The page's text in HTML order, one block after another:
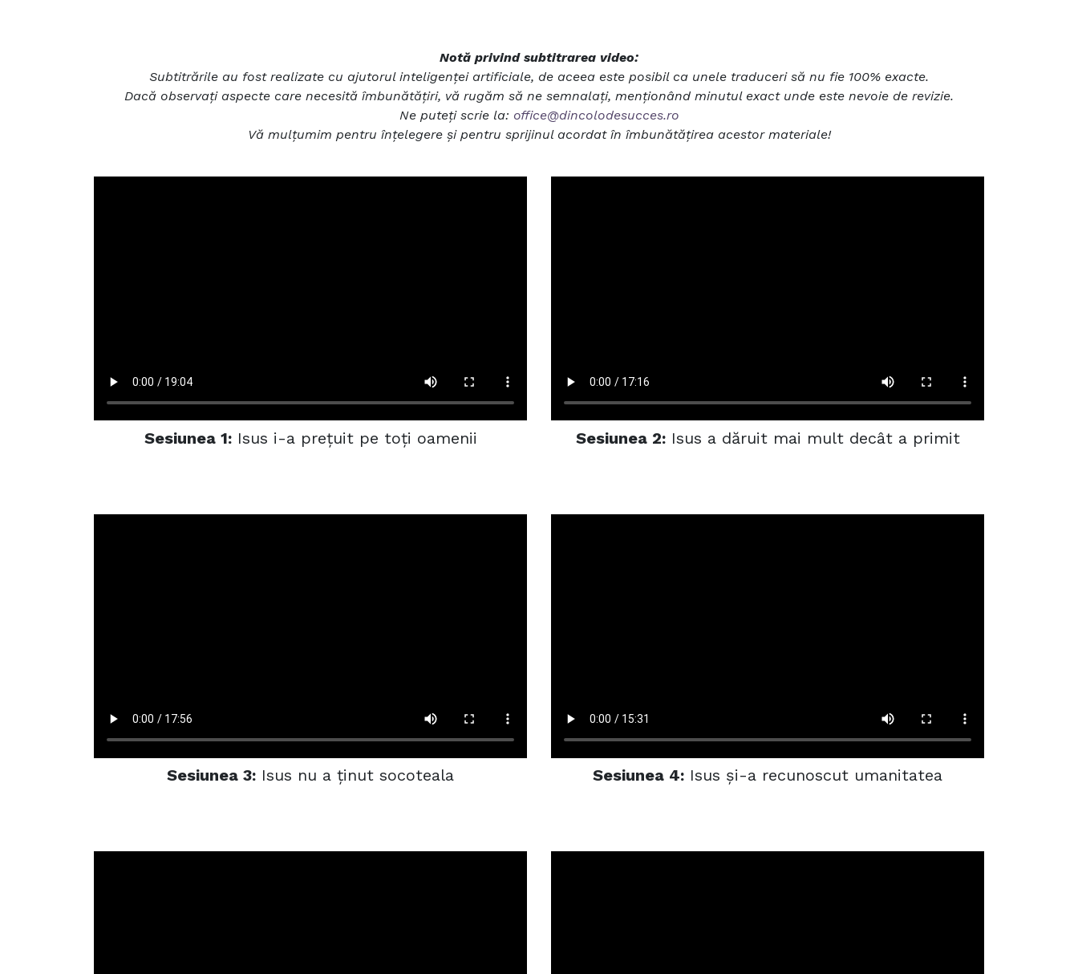
Notă privind subtitrarea video:
Subtitrările au fost realizate cu ajutorul inteligenței artificiale, de aceea este posibil ca unele traduceri să nu fie 100% exacte.
Dacă observați aspecte care necesită îmbunătățiri, vă rugăm să ne semnalați, menționând minutul exact unde este nevoie de revizie.
Ne puteți scrie la: office@dincolodesucces.ro
Vă mulțumim pentru înțelegere și pentru sprijinul acordat în îmbunătățirea acestor materiale!
Sesiunea 1:Isus i-a prețuit pe toți oamenii Sesiunea 2:Isus a dăruit mai mult decât a primit
Sesiunea 3: Isus nu a ținut socoteala Sesiunea 4: Isus și-a recunoscut umanitatea